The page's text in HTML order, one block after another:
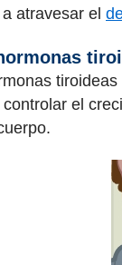
atravesar el
el